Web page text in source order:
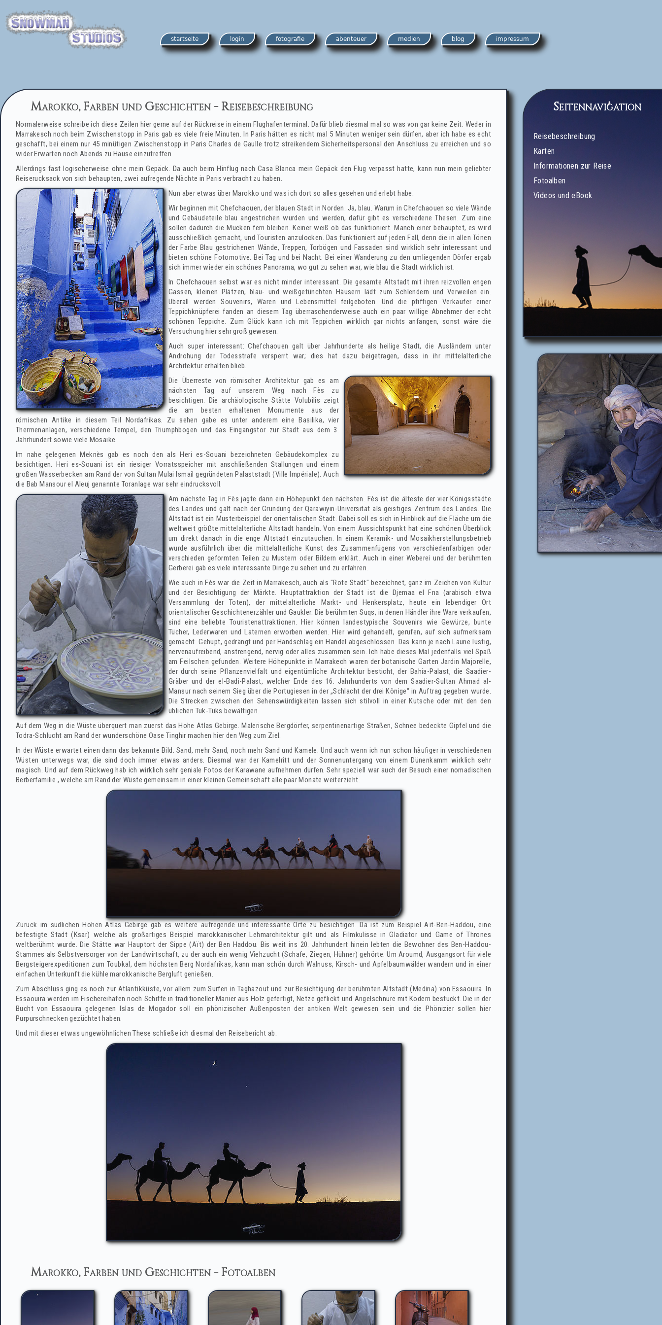
startseite login fotografie abenteuer medien blog impressum
Marokko, Farben und Geschichten - Reisebeschreibung
Normalerweise schreibe ich diese Zeilen hier gerne auf der Rückreise in einem Flughafenterminal. Dafür blieb diesmal mal so was von gar keine Zeit. Weder in
Marrakesch noch beim Zwischenstopp in Paris gab es viele freie Minuten. In Paris hätten es nicht mal 5 Minuten weniger sein dürfen, aber ich habe es echt
geschafft, bei einem nur 45 minütigen Zwischenstopp in Paris Charles de Gaulle trotz streikendem Sicherheitspersonal den Anschluss zu erreichen und so
wider Erwarten noch Abends zu Hause einzutreffen.
Allerdings fast logischerweise ohne mein Gepäck. Da auch beim Hinflug nach Casa Blanca mein Gepäck den Flug verpasst hatte, kann nun mein geliebter
Reiserucksack von sich behaupten, zwei aufregende Nächte in Paris verbracht zu haben.
Nun aber etwas über Marokko und was ich dort so alles gesehen und erlebt habe.
Wir beginnen mit Chefchaouen, der blauen Stadt in Norden. Ja, blau. Warum in Chefchaouen so viele Wände
und Gebäudeteile blau angestrichen wurden und werden, dafür gibt es verschiedene Thesen. Zum eine
sollen dadurch die Mücken fern bleiben. Keiner weiß ob das funktioniert. Manch einer behauptet, es wird
ausschließlich gemacht, und Touristen anzulocken. Das funktioniert auf jeden Fall, denn die in allen Tönen
der Farbe Blau gestrichenen Wände, Treppen, Torbögen und Fassaden sind wirklich sehr interessant und
bieten schöne Fotomotive. Bei Tag und bei Nacht. Bei einer Wanderung zu den umliegenden Dörfer ergab
sich immer wieder ein schönes Panorama, wo gut zu sehen war, wie blau die Stadt wirklich ist.
In Chefchaouen selbst war es nicht minder interessant. Die gesamte Altstadt mit ihren reizvollen engen
Gassen, kleinen Plätzen, blau- und weißgetünchten Häusern lädt zum Schlendern und Verweilen ein.
Überall werden Souvenirs, Waren und Lebensmittel feilgeboten. Und die pfiffigen Verkäufer einer
Teppichknüpferei fanden an diesem Tag überraschenderweise auch ein paar willige Abnehmer der echt
schönen Teppiche. Zum Glück kann ich mit Teppichen wirklich gar nichts anfangen, sonst wäre die
Versuchung hier sehr groß gewesen.
Auch super interessant: Chefchaouen galt über Jahrhunderte als heilige Stadt, die Ausländern unter
Androhung der Todesstrafe versperrt war; dies hat dazu beigetragen, dass in ihr mittelalterliche
Architektur erhalten blieb.
Die Überreste von römischer Architektur gab es am
nächsten Tag auf unserem Weg nach Fès zu
besichtigen. Die archäologische Stätte Volubilis zeigt
die am besten erhaltenen Monumente aus der
römischen Antike in diesem Teil Nordafrikas. Zu sehen gabe es unter anderem eine Basilika, vier
Thermenanlagen, verschiedene Tempel, den Triumphbogen und das Eingangstor zur Stadt aus dem 3.
Jahrhundert sowie viele Mosaike.
Im nahe gelegenen Meknès gab es noch den als Heri es-Souani bezeichneten Gebäudekomplex zu
besichtigen. Heri es-Souani ist ein riesiger Vorratsspeicher mit anschließenden Stallungen und einem
großen Wasserbecken am Rand der von Sultan Mulai Ismail gegründeten Palaststadt (Ville Impériale). Auch
die Bab Mansour el Aleuj genannte Toranlage war sehr eindrucksvoll.
Am nächste Tag in Fès jagte dann ein Höhepunkt den nächsten. Fès ist die älteste der vier Königsstädte
des Landes und galt nach der Gründung der Qarawiyin-Universität als geistiges Zentrum des Landes. Die
Altstadt ist ein Musterbeispiel der orientalischen Stadt. Dabei soll es sich in Hinblick auf die Fläche um die
weltweit größte mittelalterliche Altstadt handeln. Von einem Aussichtspunkt hat eine schönen Überblick
um direkt danach in die enge Altstadt einzutauchen. In einem Keramik- und Mosaikherstellungsbetrieb
wurde ausführlich über die mittelalterliche Kunst des Zusammenfügens von verschiedenfarbigen oder
verschieden geformten Teilen zu Mustern oder Bildern erklärt. Auch in einer Weberei und der berühmten
Gerberei gab es viele interessante Dinge zu sehen und zu erfahren.
Wie auch in Fès war die Zeit in Marrakesch, auch als "Rote Stadt" bezeichnet, ganz im Zeichen von Kultur
und der Besichtigung der Märkte. Hauptattraktion der Stadt ist die Djemaa el Fna (arabisch etwa
Versammlung der Toten), der mittelalterliche Markt- und Henkersplatz, heute ein lebendiger Ort
orientalischer Geschichtenerzähler und Gaukler. Die berühmten Suqs, in denen Händler ihre Ware verkaufen,
sind eine beliebte Touristenattraktionen. Hier können landestypische Souvenirs wie Gewürze, bunte
Tücher, Lederwaren und Laternen erworben werden. Hier wird gehandelt, gerufen, auf sich aufmerksam
gemacht. Gehupt, gedrängt und per Handschlag ein Handel abgeschlossen. Das kann je nach Laune lustig,
nervenaufreibend, anstrengend, nervig oder alles zusammen sein. Ich habe dieses Mal jedenfalls viel Spaß
am Feilschen gefunden. Weitere Höhepunkte in Marrakech waren der botanische Garten Jardin Majorelle,
der durch seine Pflanzenvielfalt und eigentümliche Architektur besticht, der Bahia-Palast, die Saadier-
Gräber und der el-Badi-Palast, welcher Ende des 16. Jahrhunderts von dem Saadier-Sultan Ahmad al-
Mansur nach seinem Sieg über die Portugiesen in der „Schlacht der drei Könige“ in Auftrag gegeben wurde.
Die Strecken zwischen den Sehenswürdigkeiten lassen sich stilvoll in einer Kutsche oder mit den den
üblichen Tuk-Tuks bewältigen.
Auf dem Weg in die Wüste überquert man zuerst das Hohe Atlas Gebirge. Malerische Bergdörfer, serpentinenartige Straßen, Schnee bedeckte Gipfel und die
Todra-Schlucht am Rand der wunderschöne Oase Tinghir machen hier den Weg zum Ziel.
In der Wüste erwartet einen dann das bekannte Bild. Sand, mehr Sand, noch mehr Sand und Kamele. Und auch wenn ich nun schon häufiger in verschiedenen
Wüsten unterwegs war, die sind doch immer etwas anders. Diesmal war der Kamelritt und der Sonnenuntergang von einem Dünenkamm wirklich sehr
magisch. Und auf dem Rückweg hab ich wirklich sehr geniale Fotos der Karawane aufnehmen dürfen. Sehr speziell war auch der Besuch einer nomadischen
Berberfamilie , welche am Rand der Wüste gemeinsam in einer kleinen Gemeinschaft alle paar Monate weiterzieht.
Zurück im südlichen Hohen Atlas Gebirge gab es weitere aufregende und interessante Orte zu besichtigen. Da ist zum Beispiel Aït-Ben-Haddou, eine
befestigte Stadt (Ksar) welche als großartiges Beispiel marokkanischer Lehmarchitektur gilt und als Filmkulisse in Gladiator und Game of Thrones
weltberühmt wurde. Die Stätte war Hauptort der Sippe (Aït) der Ben Haddou. Bis weit ins 20. Jahrhundert hinein lebten die Bewohner des Ben-Haddou-
Stammes als Selbstversorger von der Landwirtschaft, zu der auch ein wenig Viehzucht (Schafe, Ziegen, Hühner) gehörte. Um Aroumd, Ausgangsort für viele
Bergsteigerexpeditionen zum Toubkal, dem höchsten Berg Nordafrikas, kann man schön durch Walnuss, Kirsch- und Apfelbaumwälder wandern und in einer
einfachen Unterkunft die kühle marokkanische Bergluft genießen.
Zum Abschluss ging es noch zur Atlantikküste, vor allem zum Surfen in Taghazout und zur Besichtigung der berühmten Altstadt (Medina) von Essaouira. In
Essaouira werden im Fischereihafen noch Schiffe in traditioneller Manier aus Holz gefertigt, Netze geflickt und Angelschnüre mit Ködern bestückt. Die in der
Bucht von Essaouira gelegenen Islas de Mogador soll ein phönizischer Außenposten der antiken Welt gewesen sein und die Phönizier sollen hier
Purpurschnecken gezüchtet haben.
Und mit dieser etwas ungewöhnlichen These schließe ich diesmal den Reisebericht ab.
Marokko, Farben und Geschichten - Fotoalben
Seitennavigation
Reisebeschreibung
Karten
Informationen zur Reise
Fotoalben
Videos und eBook